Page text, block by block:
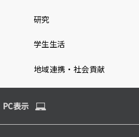
研究
学生生活
地域連携・社会貢献
PC表示